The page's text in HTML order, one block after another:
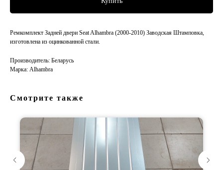
Ремкомплект Задней двери Seat Alhambra (2000-2010) Заводская Штамповка,
изготовлена из оцинкованной стали.
Производитель: Беларусь
Марка: Alhambra
Смотрите также